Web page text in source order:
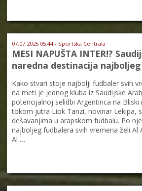
07.07.2025 05:44 - Sportska Centrala
MESI NAPUŠTA INTER!?
naredna destinacija
Kako stvari stoje najbolji fudbaler svih
na meti je jednog kluba iz Saudijske
potencijalnoj selidbi Argentinca na Bliski
tokom jutra Liok Tanzi, novinar Lekipa,
dešavanjima u arapskom fudbalu. Po
najboljeg fudbalera svih vremena želi Al
Al …